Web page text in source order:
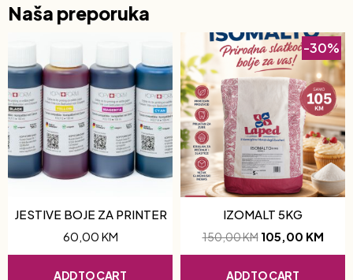
Naša preporuka
JESTIVE BOJE ZA PRINTER
60,00 KM
ADD TO CART
-30%
IZOMALT 5KG
150,00KM 105,00 KM
ADD TO CART